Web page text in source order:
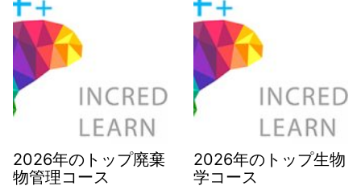
2026年のトップ廃棄
物管理コース
2026年のトップ生物
学コース